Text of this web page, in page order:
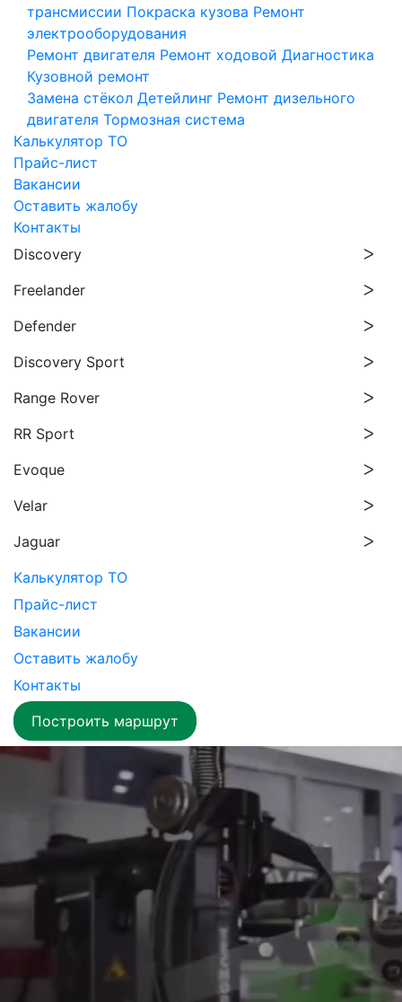
трансмиссии Покраска кузова Ремонт
электрооборудования
Ремонт двигателя Ремонт ходовой Диагностика
Кузовной ремонт
Замена стёкол Детейлинг Ремонт дизельного
двигателя Тормозная система
Калькулятор ТО
Прайс-лист
Вакансии
Оставить жалобу
Контакты
Discovery
Freelander
Defender
Discovery Sport
Range Rover
RR Sport
Evoque
Velar
Jaguar
Калькулятор ТО
Прайс-лист
Вакансии
Оставить жалобу
Контакты
Построить маршрут